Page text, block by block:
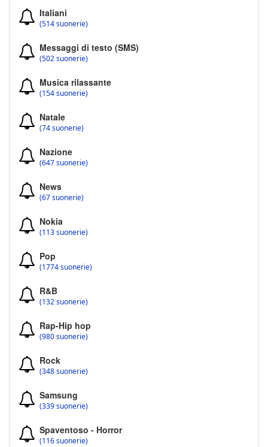
Italiani
(514 suonerie)
Messaggi di testo (SMS)
(502 suonerie)
Musica rilassante
(154 suonerie)
Natale
(74 suonerie)
Nazione
(647 suonerie)
News
(67 suonerie)
Nokia
(113 suonerie)
Pop
(1774 suonerie)
R&B
(132 suonerie)
Rap-Hip hop
(980 suonerie)
Rock
(348 suonerie)
Samsung
(339 suonerie)
Spaventoso - Horror
(116 suonerie)